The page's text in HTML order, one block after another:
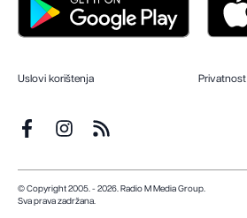
Uslovi korištenja Privatnost
© Copyright 2005. - 2026. Radio M Media Group.
Sva prava zadržana.